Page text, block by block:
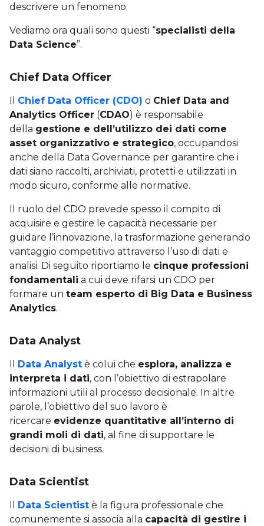
descrivere un fenomeno.
Vediamo ora quali sono questi “specialisti della
Data Science”.
Chief Data Officer
Il Chief Data Officer (CDO) o Chief Data and
Analytics Officer (CDAO) è responsabile
della gestione e dell’utilizzo dei dati come
asset organizzativo e strategico, occupandosi
anche della Data Governance per garantire che i
dati siano raccolti, archiviati, protetti e utilizzati in
modo sicuro, conforme alle normative.
Il ruolo del CDO prevede spesso il compito di
acquisire e gestire le capacità necessarie per
guidare l’innovazione, la trasformazione generando
vantaggio competitivo attraverso l’uso di dati e
analisi. Di seguito riportiamo le cinque professioni
fondamentali a cui deve rifarsi un CDO per
formare un team esperto di Big Data e Business
Analytics.
Data Analyst
Il Data Analyst è colui che esplora, analizza e
interpreta i dati, con l’obiettivo di estrapolare
informazioni utili al processo decisionale. In altre
parole, l’obiettivo del suo lavoro è
ricercare evidenze quantitative all’interno di
grandi moli di dati, al fine di supportare le
decisioni di business.
Data Scientist
Il Data Scientist è la figura professionale che
comunemente si associa alla capacità di gestire i